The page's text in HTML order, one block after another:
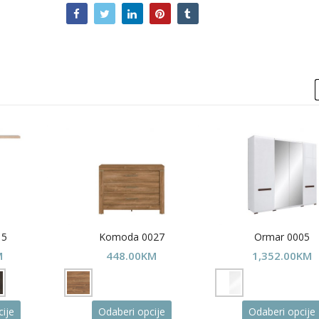
This
Komoda 0027
448.00KM
Odaberi opcije This
Ormar 0005
1,352.00KM
Odaberi opcije